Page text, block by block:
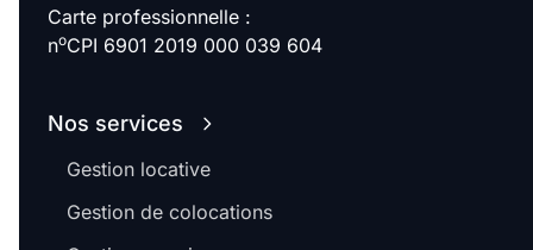
Disponible à partir du
Promotions
Mettre en avant les
Carte professionnelle :
noCPI 6901 2019 000 039 604
Nos services
Gestion locative
Gestion de colocations